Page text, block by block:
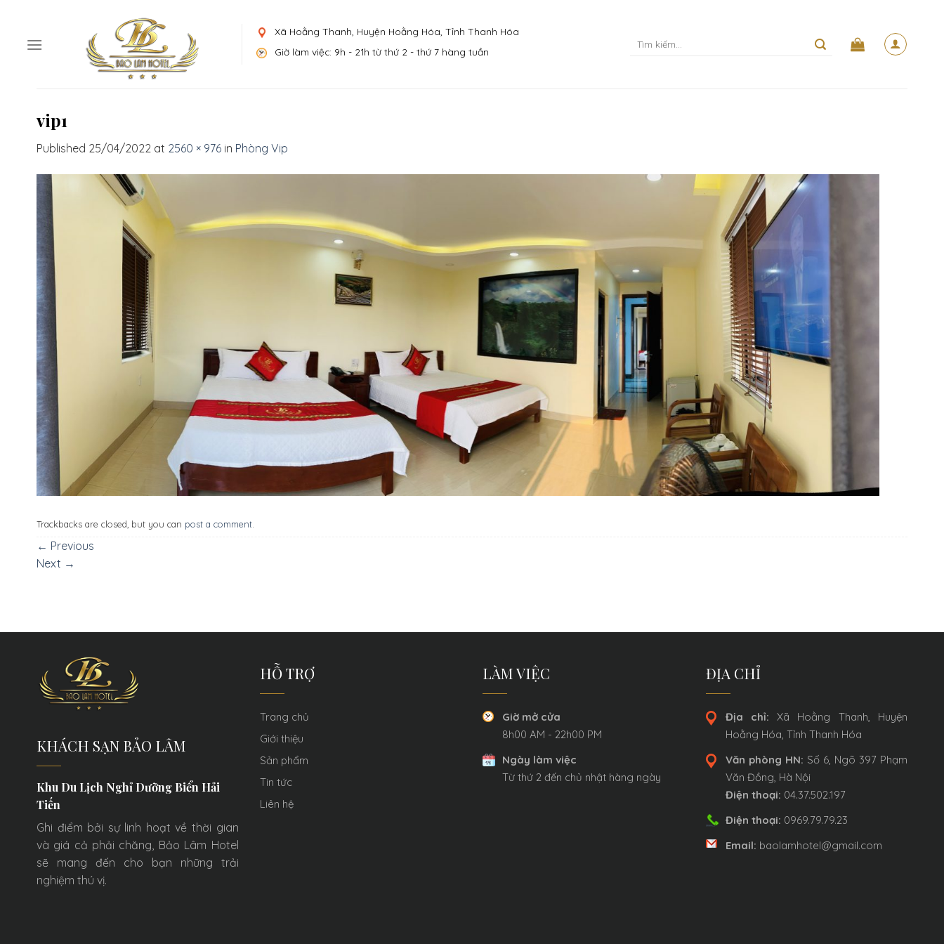
content
Xã Hoằng Thanh, Huyện Hoằng Hóa, Tỉnh Thanh Hóa
Giờ làm việc: 9h - 21h từ thứ 2 - thứ 7 hàng tuần
Tìm
vip1
Published 25/04/2022 at 2560 × 976 in Phòng Vip
Trackbacks are closed, but you can post a comment.
← Previous
Next →
KHÁCH SẠN BẢO LÂM
Khu Du Lịch Nghỉ Dưỡng Biển Hải
Tiến
Ghi điểm bởi sự linh hoạt về thời gian
và giá cả phải chăng, Bảo Lâm Hotel
sẽ mang đến cho bạn những trải
nghiệm thú vị.
HỖ TRỢ
Trang chủ
Giới thiệu
Sản phẩm
Tin tức
Liên hệ
LÀM VIỆC
Giờ mở cửa
8h00 AM - 22h00 PM
Ngày làm việc
Từ thứ 2 đến chủ nhật hàng ngày
ĐỊA CHỈ
Địa chỉ:Xã Hoằng Thanh, Huyện
Hoằng Hóa, Tỉnh Thanh Hóa
Văn phòng HN: Số 6, Ngõ 397 Phạm
Văn Đồng, Hà Nội
Điện thoại: 04.37.502.197
Điện thoại: 0969.79.79.23
Email: baolamhotel@gmail.com